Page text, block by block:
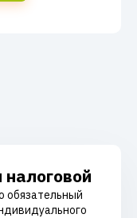
обязательный